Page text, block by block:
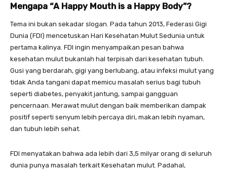
Mengapa “A Happy Mouth is a Happy Body”?
Tema ini bukan sekadar slogan. Pada tahun 2013, Federasi Gigi
Dunia (FDI) mencetuskan Hari Kesehatan Mulut Sedunia untuk
pertama kalinya. FDI ingin menyampaikan pesan bahwa
kesehatan mulut bukanlah hal terpisah dari kesehatan tubuh.
Gusi yang berdarah, gigi yang berlubang, atau infeksi mulut yang
tidak Anda tangani dapat memicu masalah serius bagi tubuh
seperti diabetes, penyakit jantung, sampai gangguan
pencernaan. Merawat mulut dengan baik memberikan dampak
positif seperti senyum lebih percaya diri, makan lebih nyaman,
dan tubuh lebih sehat.
FDI menyatakan bahwa ada lebih dari 3,5 milyar orang di seluruh
dunia punya masalah terkait Kesehatan mulut. Padahal,